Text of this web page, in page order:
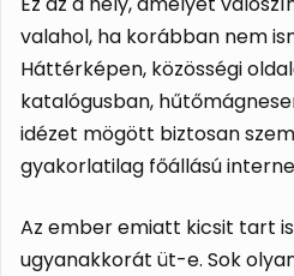
valahol, ha korábban nem
Háttérképen, közösségi
katalógusban,
idézet mögött biztosan
gyakorlatilag főállású
Az ember emiatt kicsit tart
ugyanakkorát üt-e. Sok